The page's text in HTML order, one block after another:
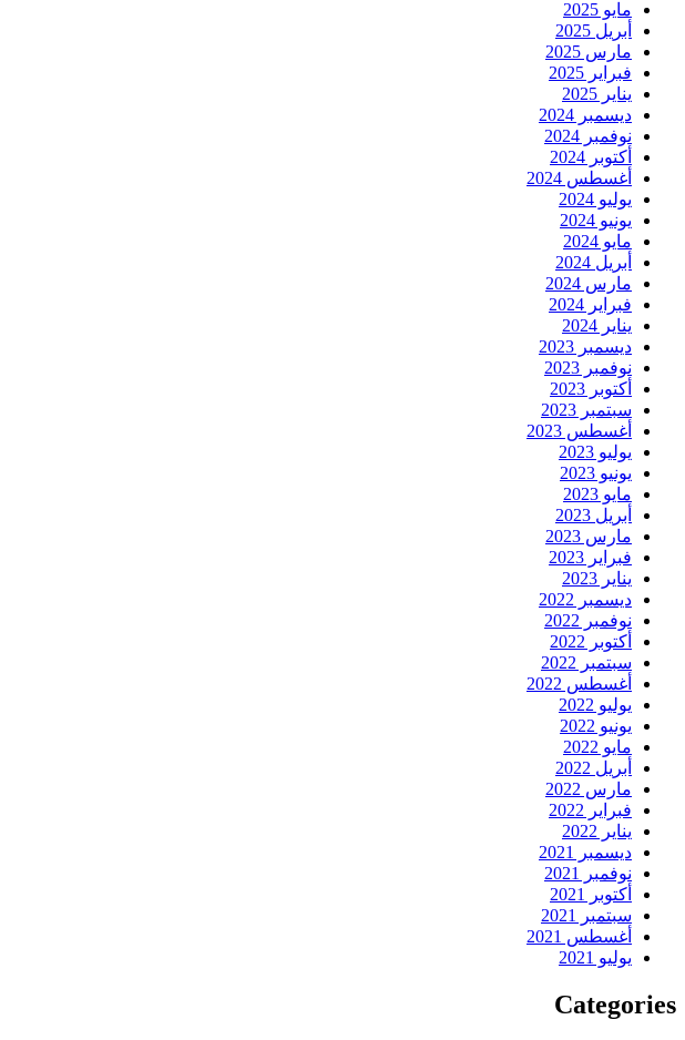
مايو 2025
أبريل 2025
مارس 2025
فبراير 2025
يناير 2025
ديسمبر 2024
نوفمبر 2024
أكتوبر 2024
أغسطس 2024
يوليو 2024
يونيو 2024
مايو 2024
أبريل 2024
مارس 2024
فبراير 2024
يناير 2024
ديسمبر 2023
نوفمبر 2023
أكتوبر 2023
سبتمبر 2023
أغسطس 2023
يوليو 2023
يونيو 2023
مايو 2023
أبريل 2023
مارس 2023
فبراير 2023
يناير 2023
ديسمبر 2022
نوفمبر 2022
أكتوبر 2022
سبتمبر 2022
أغسطس 2022
يوليو 2022
يونيو 2022
مايو 2022
أبريل 2022
مارس 2022
فبراير 2022
يناير 2022
ديسمبر 2021
نوفمبر 2021
أكتوبر 2021
سبتمبر 2021
أغسطس 2021
يوليو 2021
Categories